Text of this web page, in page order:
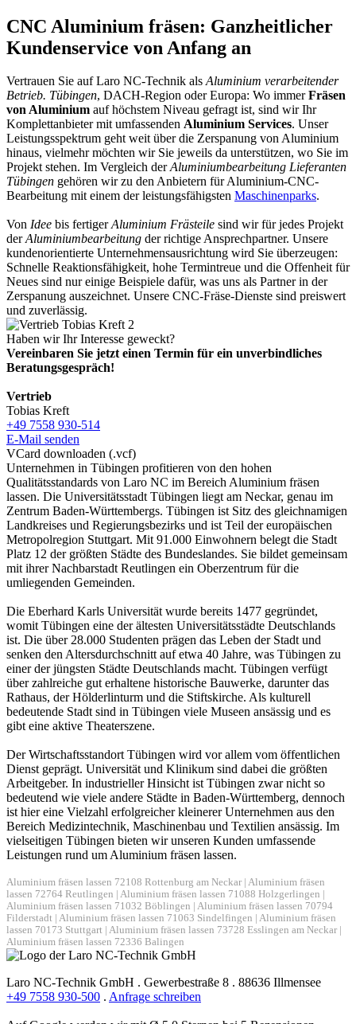
CNC Aluminium fräsen: Ganzheitlicher
Kundenservice von Anfang an
Vertrauen Sie auf Laro NC-Technik alsAluminium verarbeitender
Betrieb. Tübingen, DACH-Region oder Europa: Wo immerFräsen
von Aluminium auf höchstem Niveau gefragt ist, sind wir Ihr
Komplettanbieter mit umfassenden Aluminium Services. Unser
Leistungsspektrum geht weit über die Zerspanung von Aluminium
hinaus, vielmehr möchten wir Sie jeweils da unterstützen, wo Sie im
Projekt stehen. Im Vergleich derAluminiumbearbeitung Lieferanten
Tübingen gehören wir zu den Anbietern für Aluminium-CNC-
Bearbeitung mit einem der leistungsfähigsten Maschinenparks.
Von Idee bis fertigerAluminium Frästeile sind wir für jedes Projekt
derAluminiumbearbeitung der richtige Ansprechpartner. Unsere
kundenorientierte Unternehmensausrichtung wird Sie überzeugen:
Schnelle Reaktionsfähigkeit, hohe Termintreue und die Offenheit für
Neues sind nur einige Beispiele dafür, was uns als Partner in der
Zerspanung auszeichnet. Unsere CNC-Fräse-Dienste sind preiswert
und zuverlässig.
Haben wir Ihr Interesse geweckt?
Vereinbaren Sie jetzt einen Termin für ein unverbindliches
Beratungsgespräch!
Vertrieb
Tobias Kreft
+49 7558 930-514
E-Mail senden
VCard downloaden (.vcf)
Unternehmen in Tübingen profitieren von den hohen
Qualitätsstandards von Laro NC im Bereich Aluminium fräsen
lassen. Die Universitätsstadt Tübingen liegt am Neckar, genau im
Zentrum Baden-Württembergs. Tübingen ist Sitz des gleichnamigen
Landkreises und Regierungsbezirks und ist Teil der europäischen
Metropolregion Stuttgart. Mit 91.000 Einwohnern belegt die Stadt
Platz 12 der größten Städte des Bundeslandes. Sie bildet gemeinsam
mit ihrer Nachbarstadt Reutlingen ein Oberzentrum für die
umliegenden Gemeinden.
Die Eberhard Karls Universität wurde bereits 1477 gegründet,
womit Tübingen eine der ältesten Universitätsstädte Deutschlands
ist. Die über 28.000 Studenten prägen das Leben der Stadt und
senken den Altersdurchschnitt auf etwa 40 Jahre, was Tübingen zu
einer der jüngsten Städte Deutschlands macht. Tübingen verfügt
über zahlreiche gut erhaltene historische Bauwerke, darunter das
Rathaus, der Hölderlinturm und die Stiftskirche. Als kulturell
bedeutende Stadt sind in Tübingen viele Museen ansässig und es
gibt eine aktive Theaterszene.
Der Wirtschaftsstandort Tübingen wird vor allem vom öffentlichen
Dienst geprägt. Universität und Klinikum sind dabei die größten
Arbeitgeber. In industrieller Hinsicht ist Tübingen zwar nicht so
bedeutend wie viele andere Städte in Baden-Württemberg, dennoch
ist hier eine Vielzahl erfolgreicher kleinerer Unternehmen aus den
Bereich Medizintechnik, Maschinenbau und Textilien ansässig. Im
vielseitigen Tübingen bieten wir unseren Kunden umfassende
Leistungen rund um Aluminium fräsen lassen.
Aluminium fräsen lassen 72108 Rottenburg am Neckar Aluminium fräsen
lassen 72764 Reutlingen
Aluminium fräsen lassen 71088 Holzgerlingen
Aluminium fräsen lassen 71032 Böblingen
Aluminium fräsen lassen 70794
Filderstadt Aluminium fräsen lassen 71063 Sindelfingen
Aluminium fräsen
lassen 70173 Stuttgart Aluminium fräsen lassen 73728 Esslingen am Neckar
Aluminium fräsen lassen 72336 Balingen
Laro NC-Technik GmbH . Gewerbestraße 8 . 88636 Illmensee
+49 7558 930-500 . Anfrage schreiben